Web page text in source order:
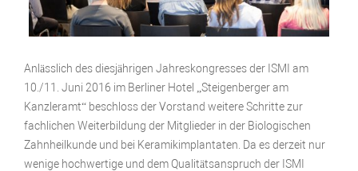
Anlässlich des diesjährigen Jahreskongresses der ISMI am
10./11. Juni 2016 im Berliner Hotel „Steigenberger am
Kanzleramt“ beschloss der Vorstand weitere Schritte zur
fachlichen Weiterbildung der Mitglieder in der Biologischen
Zahnheilkunde und bei Keramikimplantaten. Da es derzeit nur
wenige hochwertige und dem Qualitätsanspruch der ISMI